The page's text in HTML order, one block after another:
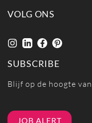
VOLG ONS
SUBSCRIBE
Blijf op de hoogte
JOB ALERT